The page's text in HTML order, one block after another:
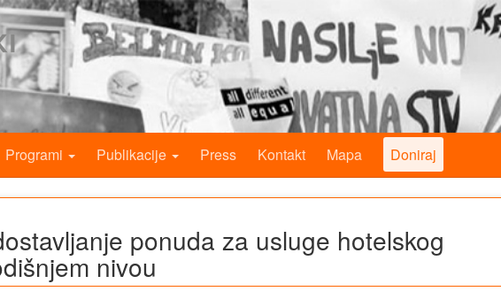
Programi Publikacije Press Kontakt Mapa Doniraj
ponuda za usluge hotelskog
nivou